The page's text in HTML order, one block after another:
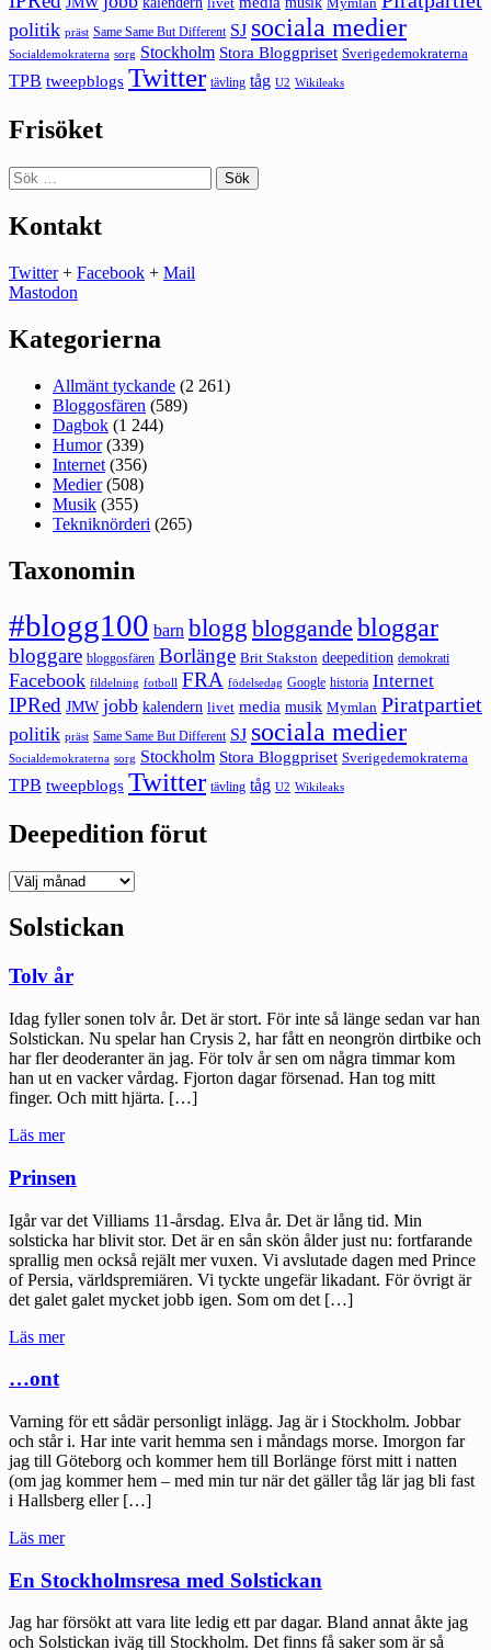
Mymlan
politik präst Same Same But Different SJ sociala medier
Socialdemokraterna sorg Stockholm Stora Bloggpriset Sverigedemokraterna
TPB tweepblogs Twitter tävling tåg U2 Wikileaks
Frisöket
Sök
efter:
Kontakt
Twitter+ Facebook + Mail
Mastodon
Kategorierna
Allmänt tyckande (2 261)
Bloggosfären (589)
Dagbok (1 244)
Humor(339)
Internet (356)
Medier(508)
Musik (355)
Tekniknörderi (265)
Taxonomin
#blogg100 barn blogg bloggande bloggar
bloggare bloggosfären Borlänge Brit Stakston deepedition demokrati
Facebook fildelning fotboll FRA födelsedag Google historia Internet
IPRed JMW jobb kalendern livet media musik Mymlan Piratpartiet
politik präst Same Same But Different SJ sociala medier
Socialdemokraterna sorg Stockholm Stora Bloggpriset Sverigedemokraterna
TPB tweepblogs Twitter tävling tåg U2 Wikileaks
Deepedition förut
Deepedition
Solstickan
Tolv år
Idag fyller sonen tolv år. Det är stort. För inte så länge sedan var han
Solstickan. Nu spelar han Crysis 2, har fått en neongrön dirtbike och
har fler deoderanter än jag. För tolv år sen om några timmar kom
han ut en vacker vårdag. Fjorton dagar försenad. Han tog mitt
finger. Och mitt hjärta. […]
Läs mer"Tolv
Prinsen
Igår var det Villiams 11-årsdag. Elva år. Det är lång tid. Min
solsticka har blivit stor. Det är en sån skön ålder just nu: fortfarande
sprallig men också rejält mer vuxen. Vi avslutade dagen med Prince
of Persia, världspremiären. Vi tyckte ungefär likadant. För övrigt är
det galet galet mycket jobb igen. Som om det […]
Läs mer"Prinsen"
…ont
Varning för ett sådär personligt inlägg. Jag är i Stockholm. Jobbar
och står i. Har inte varit hemma sen i måndags morse. Imorgon far
jag till Göteborg och kommer hem till Borlänge först mitt i natten
(om jag kommer hem – med min tur när det gäller tåg lär jag bli fast
i Hallsberg eller […]
Läs mer"…
En Stockholmsresa med Solstickan
Jag har försökt att vara lite ledig ett par dagar. Bland annat åkte jag
och Solstickan iväg till Stockholm. Det finns få saker som är så